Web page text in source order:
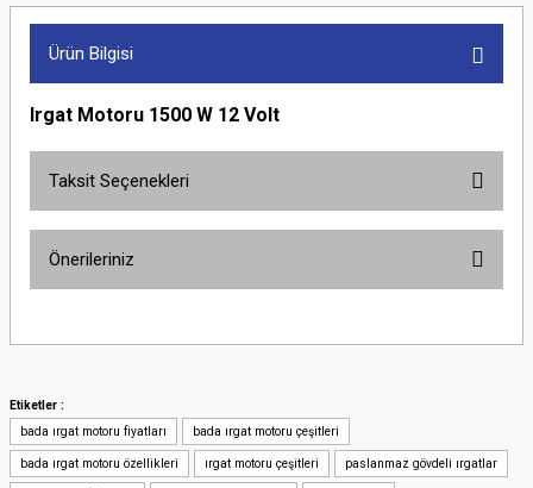
Ürün Bilgisi
Irgat Motoru 1500 W 12 Volt
Taksit Seçenekleri
Önerileriniz
yetersiz gördüğünüz noktaları öneri formunu kullanarak tarafımıza
Ürün resmi kalitesiz, bozuk veya görüntülenemiyor.
Ürün açıklamasında eksik bilgiler bulunuyor.
Etiketler :
bada ırgat motoru fiyatları
bada ırgat motoru çeşitleri
bada ırgat motoru özellikleri ırgat motoru çeşitleri paslanmaz gövdeli ırgatlar